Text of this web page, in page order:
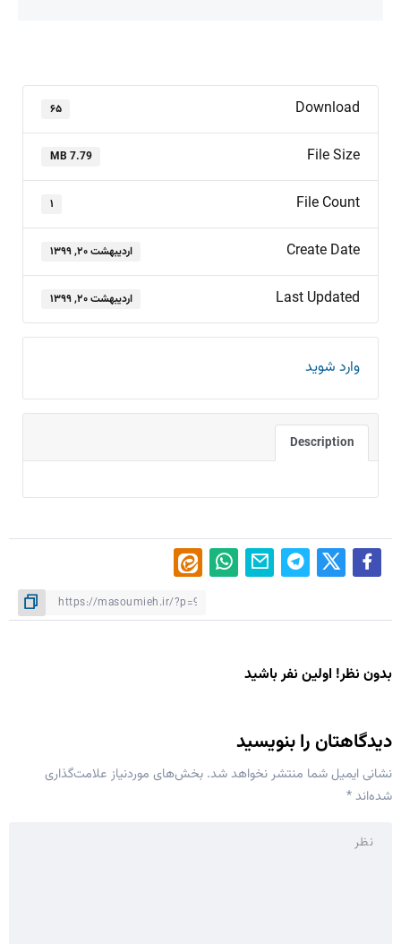
Download ۶۵
File Size
7.79 MB
File Count ۱
Create Date اردیبهشت ۲۰, ۱۳۹۹
Last Updated اردیبهشت ۲۰, ۱۳۹۹
وارد شوید
Description
بدون نظر! اولین نفر باشید
دیدگاهتان را بنویسید
نشانی ایمیل شما منتشر نخواهد شد. بخش‌های موردنیاز علامت‌گذاری
شده‌اند*